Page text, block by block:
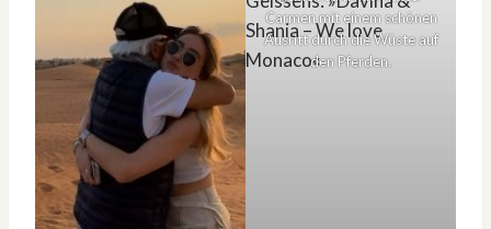
Carmen mit einem schönen
Ausritt durch die Wüste auf
den Pferden.